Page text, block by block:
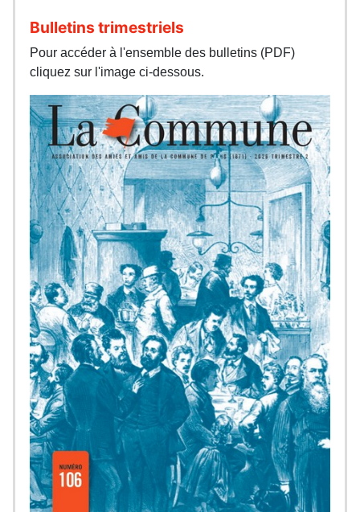
Bulletins trimestriels
Pour accéder à l'ensemble des bulletins (PDF)
cliquez sur l'image ci-dessous.